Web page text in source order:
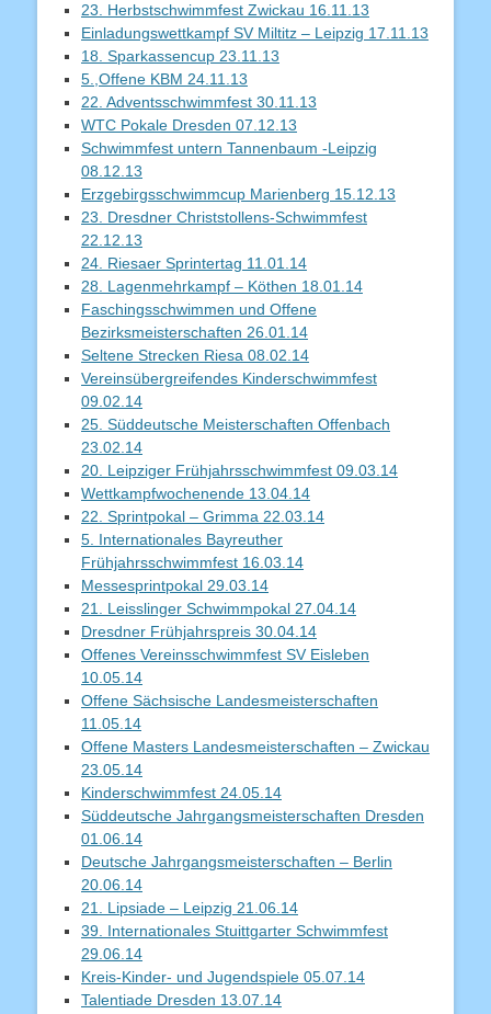
23. Herbstschwimmfest Zwickau 16.11.13
Einladungswettkampf SV Miltitz – Leipzig 17.11.13
18. Sparkassencup 23.11.13
5.,Offene KBM 24.11.13
22. Adventsschwimmfest 30.11.13
WTC Pokale Dresden 07.12.13
Schwimmfest untern Tannenbaum -Leipzig
08.12.13
Erzgebirgsschwimmcup Marienberg 15.12.13
23. Dresdner Christstollens-Schwimmfest
22.12.13
24. Riesaer Sprintertag 11.01.14
28. Lagenmehrkampf – Köthen 18.01.14
Faschingsschwimmen und Offene
Bezirksmeisterschaften 26.01.14
Seltene Strecken Riesa 08.02.14
Vereinsübergreifendes Kinderschwimmfest
09.02.14
25. Süddeutsche Meisterschaften Offenbach
23.02.14
20. Leipziger Frühjahrsschwimmfest 09.03.14
Wettkampfwochenende 13.04.14
22. Sprintpokal – Grimma 22.03.14
5. Internationales Bayreuther
Frühjahrsschwimmfest 16.03.14
Messesprintpokal 29.03.14
21. Leisslinger Schwimmpokal 27.04.14
Dresdner Frühjahrspreis 30.04.14
Offenes Vereinsschwimmfest SV Eisleben
10.05.14
Offene Sächsische Landesmeisterschaften
11.05.14
Offene Masters Landesmeisterschaften – Zwickau
23.05.14
Kinderschwimmfest 24.05.14
Süddeutsche Jahrgangsmeisterschaften Dresden
01.06.14
Deutsche Jahrgangsmeisterschaften – Berlin
20.06.14
21. Lipsiade – Leipzig 21.06.14
39. Internationales Stuittgarter Schwimmfest
29.06.14
Kreis-Kinder- und Jugendspiele 05.07.14
Talentiade Dresden 13.07.14